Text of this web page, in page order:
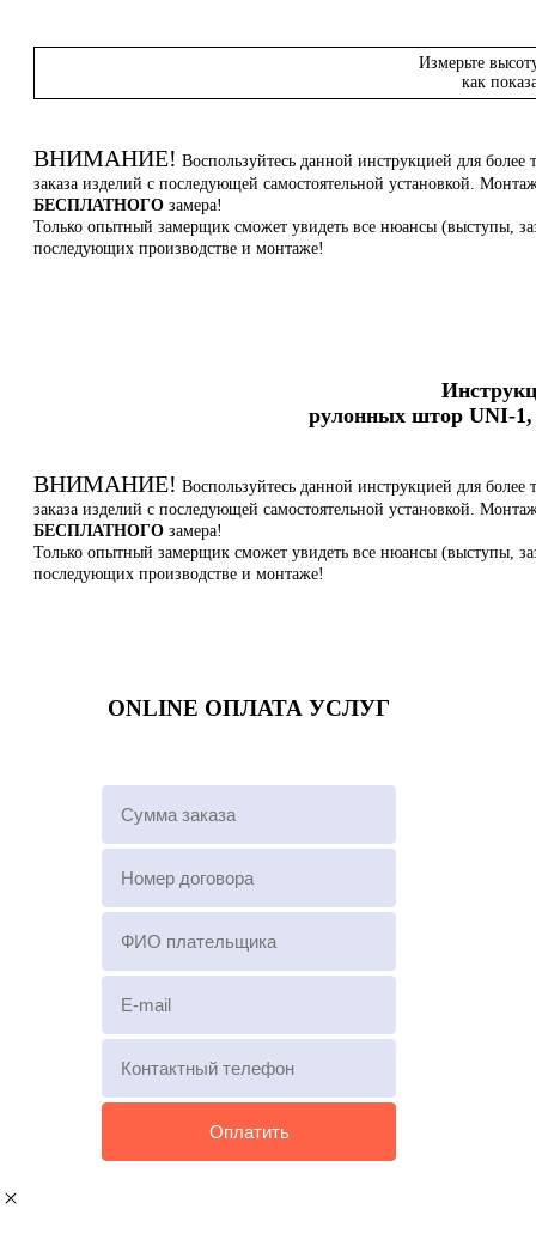
Измерьте
как
ВНИМАНИЕ! Воспользуйтесь данной инструкцией для
заказа изделий с последующей самостоятельной установкой.
БЕСПЛАТНОГО замера!
Только опытный замерщик сможет увидеть все нюансы (выступы,
последующих производстве и монтаже!
рулонных штор UNI-
ВНИМАНИЕ! Воспользуйтесь данной инструкцией для
заказа изделий с последующей самостоятельной установкой.
БЕСПЛАТНОГО замера!
Только опытный замерщик сможет увидеть все нюансы (выступы,
последующих производстве и монтаже!
ONLINE ОПЛАТА УСЛУГ